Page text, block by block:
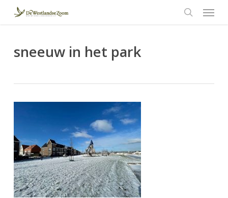
Menu
sneeuw in het park